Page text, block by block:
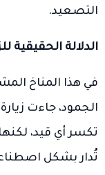
التصعيد.
الدلالة الحقيقية
في هذا المناخ
الجمود، جاءت
تكسر أي قيد،
تُدار بشكل